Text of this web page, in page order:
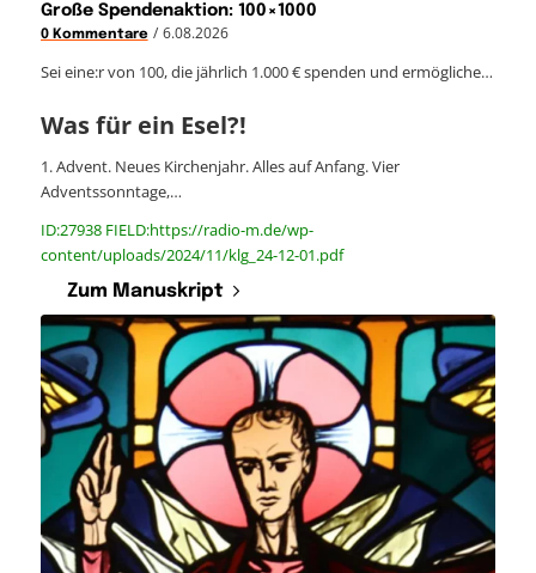
Große Spendenaktion: 100×1000
0 Kommentare / 6.08.2026
Sei eine:r von 100, die jährlich 1.000 € spenden und ermögliche…
Was für ein Esel?!
1. Advent. Neues Kirchenjahr. Alles auf Anfang. Vier
Adventssonntage,…
ID:27938 FIELD:https://radio-m.de/wp-
content/uploads/2024/11/klg_24-12-01.pdf
Zum Manuskript